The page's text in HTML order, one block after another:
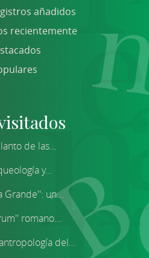
añadidos
recientemente
de las...
y...
Grande'': un...
romano...
del...